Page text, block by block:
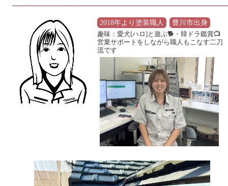
2018年より塗装職人
豊川市出身
趣味：愛犬[ハロ]と遊ぶ🐕・韓ドラ鑑賞📺
営業サポートをしながら職人もこなす二刀
流です